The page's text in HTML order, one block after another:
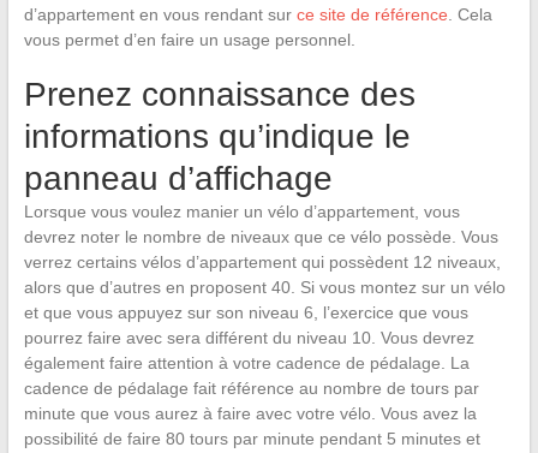
d’appartement en vous rendant sur ce site de référence. Cela
vous permet d’en faire un usage personnel.
Prenez connaissance des
informations qu’indique le
panneau d’affichage
Lorsque vous voulez manier un vélo d’appartement, vous
devrez noter le nombre de niveaux que ce vélo possède. Vous
verrez certains vélos d’appartement qui possèdent 12 niveaux,
alors que d’autres en proposent 40. Si vous montez sur un vélo
et que vous appuyez sur son niveau 6, l’exercice que vous
pourrez faire avec sera différent du niveau 10. Vous devrez
également faire attention à votre cadence de pédalage. La
cadence de pédalage fait référence au nombre de tours par
minute que vous aurez à faire avec votre vélo. Vous avez la
possibilité de faire 80 tours par minute pendant 5 minutes et